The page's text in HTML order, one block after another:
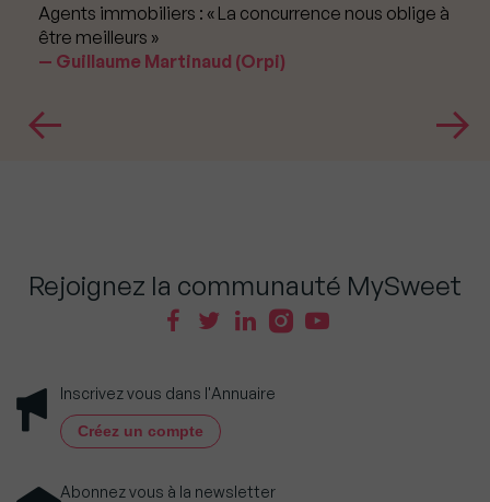
Agents immobiliers : « La concurrence nous oblige à
être meilleurs »
Guillaume Martinaud (Orpi)
Rejoignez la communauté MySweet
Inscrivez vous dans l'Annuaire
Créez un compte
Abonnez vous à la newsletter